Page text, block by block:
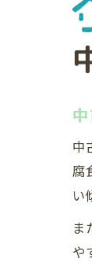
中
腐
い
ま
や